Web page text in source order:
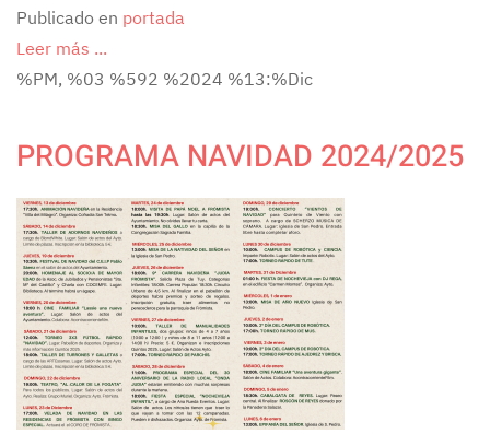
Publicado en portada
Leer más ...
%PM, %03 %592 %2024 %13:%Dic
PROGRAMA NAVIDAD 2024/2025